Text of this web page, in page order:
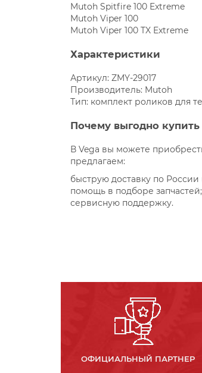
Mutoh Spitfire 100 Extreme
Mutoh Viper 100
Mutoh Viper 100 TX Extreme
Характеристики
Артикул: ZMY-29017
Производитель: Mutoh
Тип: комплект роликов для
Почему выгодно купить
В Vega вы можете
предлагаем:
быструю доставку по
помощь в подборе запчастей;
сервисную поддержку.
ОФИЦИАЛЬНЫЙ ПАРТНЕР